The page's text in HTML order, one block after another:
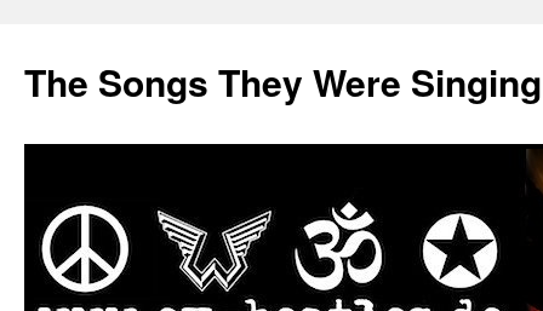
The Songs They Were